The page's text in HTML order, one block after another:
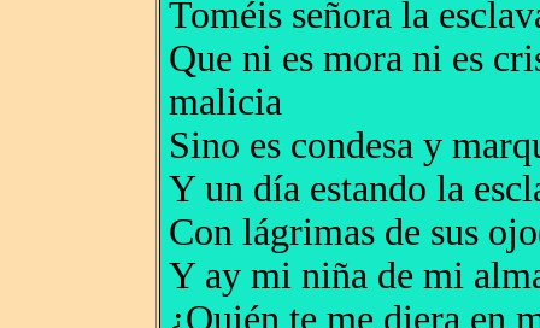
Toméis señora la
Que ni es mora ni es
malicia
Sino es condesa y
Y un día estando la
Con lágrimas de sus
Y ay mi niña de mi
¿Quién te me diera en